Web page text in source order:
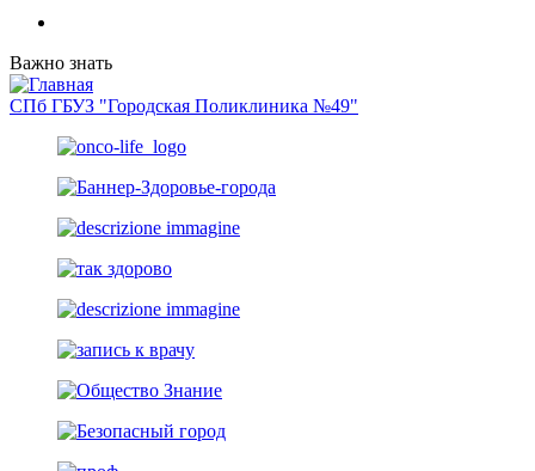
Важно знать
СПб ГБУЗ "Городская Поликлиника №49"